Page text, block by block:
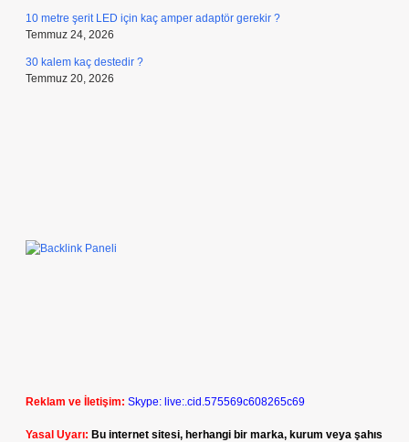
10 metre şerit LED için kaç amper adaptör gerekir ?
Temmuz 24, 2026
30 kalem kaç destedir ?
Temmuz 20, 2026
Reklam ve İletişim: Skype: live:.cid.575569c608265c69
Yasal Uyarı: Bu internet sitesi, herhangi bir marka, kurum veya şahıs